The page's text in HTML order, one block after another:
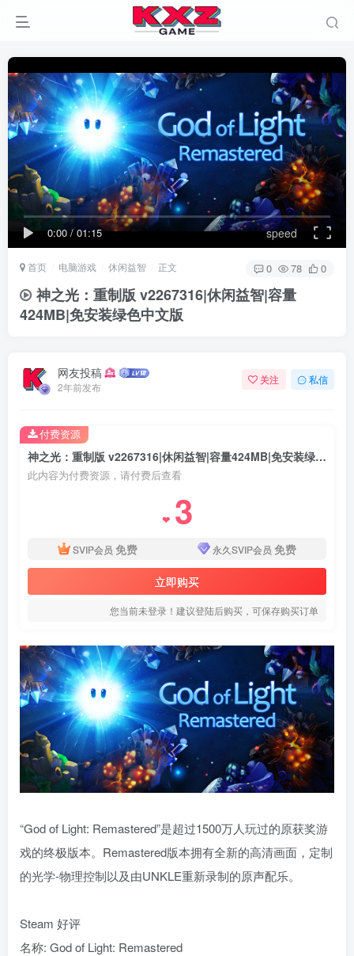
0:00/01:15 speed
首页 电脑游戏 休闲益智 正文 0 78 0
神之光：重制版 v2267316|休闲益智|容量
424MB|免安装绿色中文版
网友投稿
2年前发布
关注 私信
神之光：重制版 v2267316|休闲益智|容量424MB|免安装绿色中文版
此内容为付费资源，请付费后查看
❤ 3
SVIP会员 免费 永久SVIP会员 免费
立即购买
您当前未登录！建议登陆后购买，可保存购买订单
付费资源
“God of Light: Remastered”是超过1500万人玩过的原获奖游
戏的终极版本。Remastered版本拥有全新的高清画面，定制
的光学-物理控制以及由UNKLE重新录制的原声配乐。
Steam 好评
名称: God of Light: Remastered